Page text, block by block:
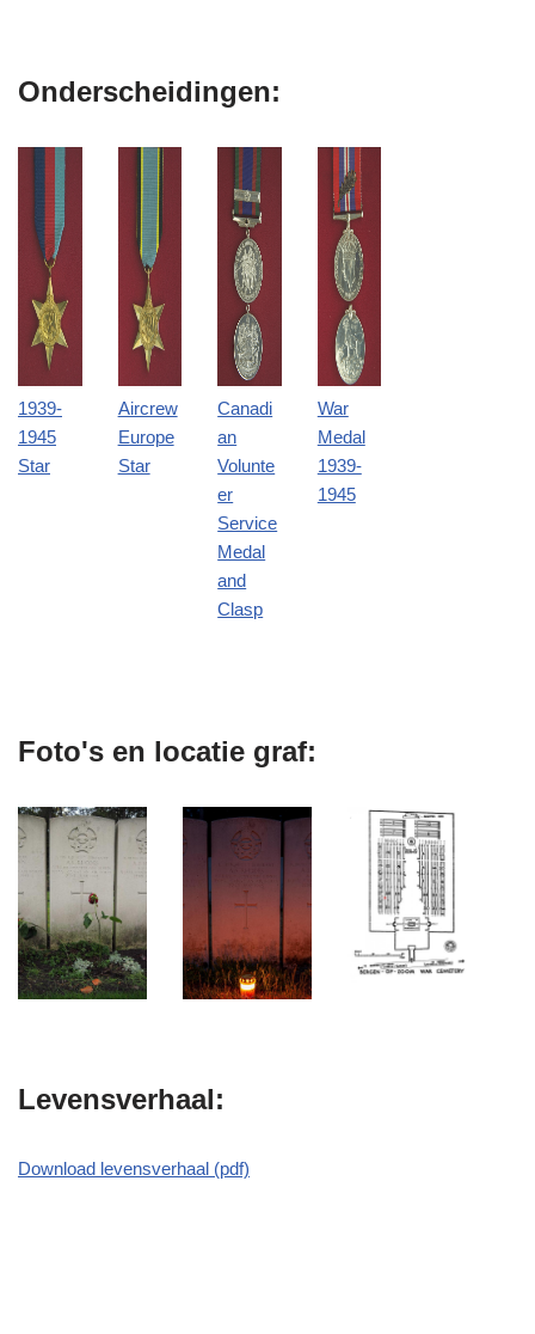
Onderscheidingen:
1939-
1945
Star
Aircrew
Europe
Star
Canadi
an
Volunte
er
Service
Medal
and
Clasp
War
Medal
1939-
1945
Foto's en locatie graf:
Levensverhaal:
Download levensverhaal (pdf)